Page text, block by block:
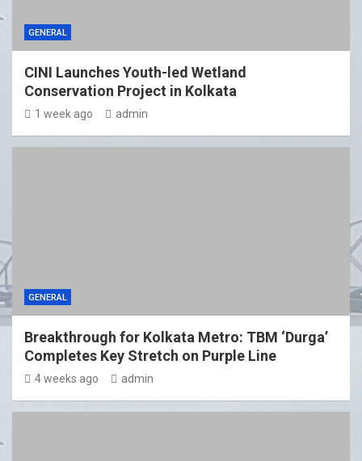
GENERAL
CINI Launches Youth-led Wetland
Conservation Project in Kolkata
1 week ago admin
GENERAL
Breakthrough for Kolkata Metro: TBM ‘Durga’
Completes Key Stretch on Purple Line
4 weeks ago admin